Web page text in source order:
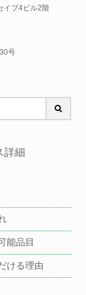
イブ4ビル2階
号
詳細
能品目
ける理由